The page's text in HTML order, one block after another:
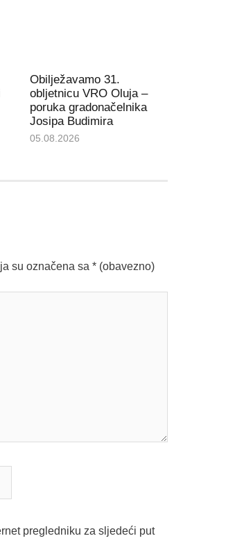
Obilježavamo 31.
obljetnicu VRO Oluja –
poruka gradonačelnika
Josipa Budimira
05.08.2026
su označena sa * (obavezno)
pregledniku za sljedeći put